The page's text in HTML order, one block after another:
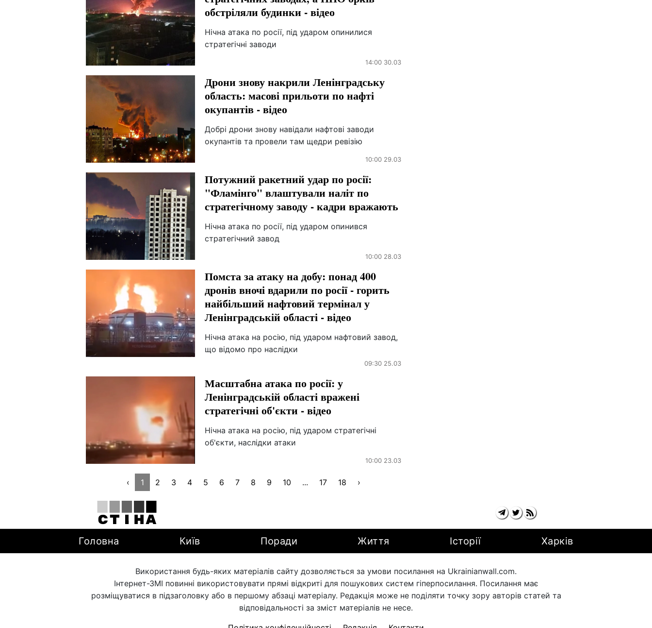
обстріляли будинки - відео
Нічна атака по росії, під ударом опинилися
стратегічні заводи
14:00 30.03
Дрони знову накрили Ленінградську
область: масові прильоти по нафті
окупантів - відео
Добрі дрони знову навідали нафтові заводи
окупантів та провели там щедри ревізію
10:00 29.03
Потужний ракетний удар по росії:
"Фламінго" влаштували наліт по
стратегічному заводу - кадри вражають
Нічна атака по росії, під ударом опинився
стратегічний завод
10:00 28.03
Помста за атаку на добу: понад 400
дронів вночі вдарили по росії - горить
найбільший нафтовий термінал у
Ленінградській області - відео
Нічна атака на росію, під ударом нафтовий завод,
що відомо про наслідки
09:30 25.03
Масштабна атака по росії: у
Ленінградській області вражені
стратегічні об'єкти - відео
Нічна атака на росію, під ударом стратегічні
об'єкти, наслідки атаки
10:00 23.03
‹ 1 2 3 4 5 6 7 8 9 10 ... 17 18 ›
Головна Київ Поради Життя Історії Харків
Використання будь-яких матеріалів сайту дозволяється за умови посилання на Ukrainianwall.com.
Інтернет-ЗМІ повинні використовувати прямі відкриті для пошукових систем гіперпосилання. Посилання має
розміщуватися в підзаголовку або в першому абзаці матеріалу. Редакція може не поділяти точку зору авторів статей та
відповідальності за зміст матеріалів не несе.